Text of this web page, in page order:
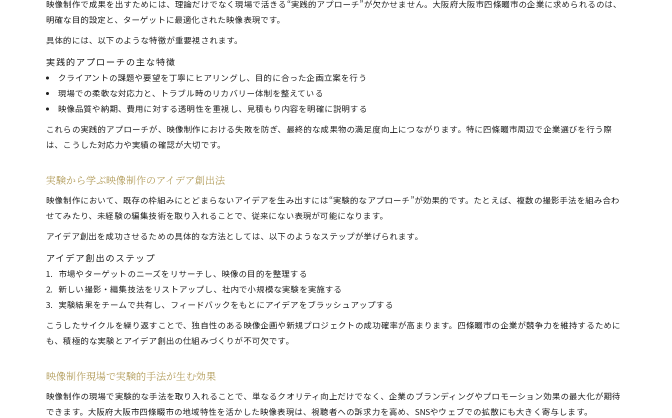
費用相場を理解し効率的な映像制作を実現
映像制作の費用相場と内訳を徹底解説
費用対効果に優れた映像制作の進め方
映像制作費用を抑える実践的ポイント
実験に強い映像制作会社を見極める視点
実験的映像制作会社の特徴と選び方
映像制作企業の強みと実験力を比較
発注で失敗しない映像制作のポイント総まとめ
映像制作発注時の注意点を徹底整理
実験的アプローチを活かす発注ポイント
映像制作の成果を最大化するコツ
大阪で安心できる映像制作発注方法
映像制作で成果を出すためには、理論だけでなく現場で活きる“実践的アプローチ”が欠かせません。大阪府大阪市四條畷市の企業に求められるのは、
明確な目的設定と、ターゲットに最適化された映像表現です。
具体的には、以下のような特徴が重要視されます。
実践的アプローチの主な特徴
クライアントの課題や要望を丁寧にヒアリングし、目的に合った企画立案を行う
現場での柔軟な対応力と、トラブル時のリカバリー体制を整えている
映像品質や納期、費用に対する透明性を重視し、見積もり内容を明確に説明する
これらの実践的アプローチが、映像制作における失敗を防ぎ、最終的な成果物の満足度向上につながります。特に四條畷市周辺で企業選びを行う際
は、こうした対応力や実績の確認が大切です。
実験から学ぶ映像制作のアイデア創出法
映像制作において、既存の枠組みにとどまらないアイデアを生み出すには“実験的なアプローチ”が効果的です。たとえば、複数の撮影手法を組み合わ
せてみたり、未経験の編集技術を取り入れることで、従来にない表現が可能になります。
アイデア創出を成功させるための具体的な方法としては、以下のようなステップが挙げられます。
アイデア創出のステップ
市場やターゲットのニーズをリサーチし、映像の目的を整理する
新しい撮影・編集技法をリストアップし、社内で小規模な実験を実施する
実験結果をチームで共有し、フィードバックをもとにアイデアをブラッシュアップする
こうしたサイクルを繰り返すことで、独自性のある映像企画や新規プロジェクトの成功確率が高まります。四條畷市の企業が競争力を維持するために
も、積極的な実験とアイデア創出の仕組みづくりが不可欠です。
映像制作現場で実験的手法が生む効果
映像制作の現場で実験的な手法を取り入れることで、単なるクオリティ向上だけでなく、企業のブランディングやプロモーション効果の最大化が期待
できます。大阪府大阪市四條畷市の地域特性を活かした映像表現は、視聴者への訴求力を高め、SNSやウェブでの拡散にも大きく寄与します。